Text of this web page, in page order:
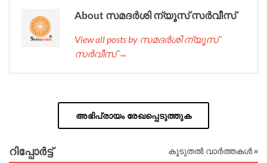
About സമദർശി ന്യൂസ് സർവീസ്
View all posts by സമദർശി ന്യൂസ്
സർവീസ് →
അഭിപ്രായം രേഖപ്പെടുത്തുക
റിപ്പോര്‍ട്ട് കൂടുതൽ വാർത്തകൾ »